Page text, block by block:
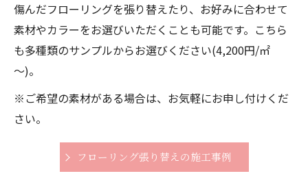
傷んだフローリングを張り替えたり、お好みに合わせて
素材やカラーをお選びいただくことも可能です。こちら
も多種類のサンプルからお選びください(4,200円/㎡
～)。
※ご希望の素材がある場合は、お気軽にお申し付けくだ
さい。
フローリング張り替えの施工事例